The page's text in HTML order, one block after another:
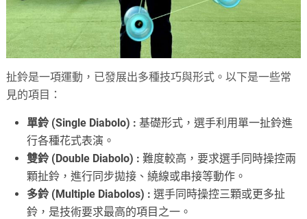
扯鈴是一項運動，已發展出多種技巧與形式。以下是一些常
見的項目：
單鈴 (Single Diabolo) :基礎形式，選手利用單一扯鈴進
行各種花式表演。
雙鈴 (Double Diabolo) : 難度較高，要求選手同時操控兩
顆扯鈴，進行同步拋接、繞線或串接等動作。
多鈴 (Multiple Diabolos) : 選手同時操控三顆或更多扯
鈴，是技術要求最高的項目之一。